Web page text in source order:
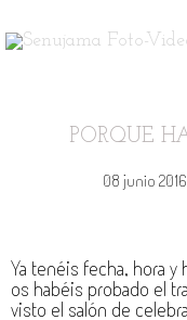
PORQUE
08 junio
Ya tenéis fecha, hora y
os habéis probado el
visto el salón de